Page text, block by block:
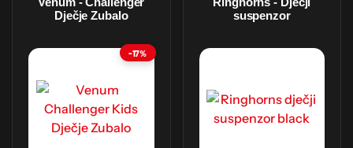
Dječje Zubalo
-17%
suspenzor